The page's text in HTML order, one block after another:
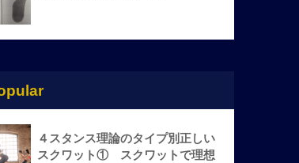
４スタンス理論のタイプ別正しい
スクワット① スクワットで理想